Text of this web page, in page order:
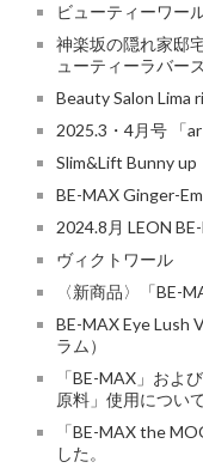
ビューティーワー
神楽坂の隠れ家邸
ューティーラバー
Beauty Salon Lima
2025.3・4月号 「
Slim&Lift Bunny up
BE-MAX Ginger-
2024.8月 LEON
ヴィクトワール
〈新商品〉「BE-
BE-MAX Eye Lush
ラム）
「BE-MAX」およ
原料」使用につい
「BE-MAX the
した。